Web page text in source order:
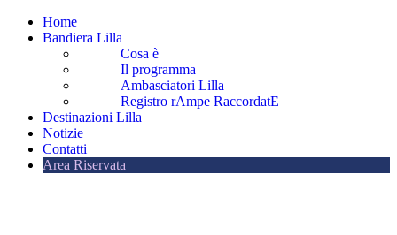
Home
Bandiera Lilla
Cosa è
Il programma
Ambasciatori Lilla
Registro rAmpe RaccordatE
Destinazioni Lilla
Notizie
Contatti
Area Riservata